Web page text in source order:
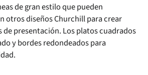
de gran estilo que pueden
otros diseños Churchill para crear
presentación. Los platos cuadrados
y bordes redondeados para